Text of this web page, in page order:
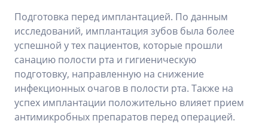
Подготовка перед имплантацией. По данным
исследований, имплантация зубов была более
успешной у тех пациентов, которые прошли
санацию полости рта и гигиеническую
подготовку, направленную на снижение
инфекционных очагов в полости рта. Также на
успех имплантации положительно влияет прием
антимикробных препаратов перед операцией.